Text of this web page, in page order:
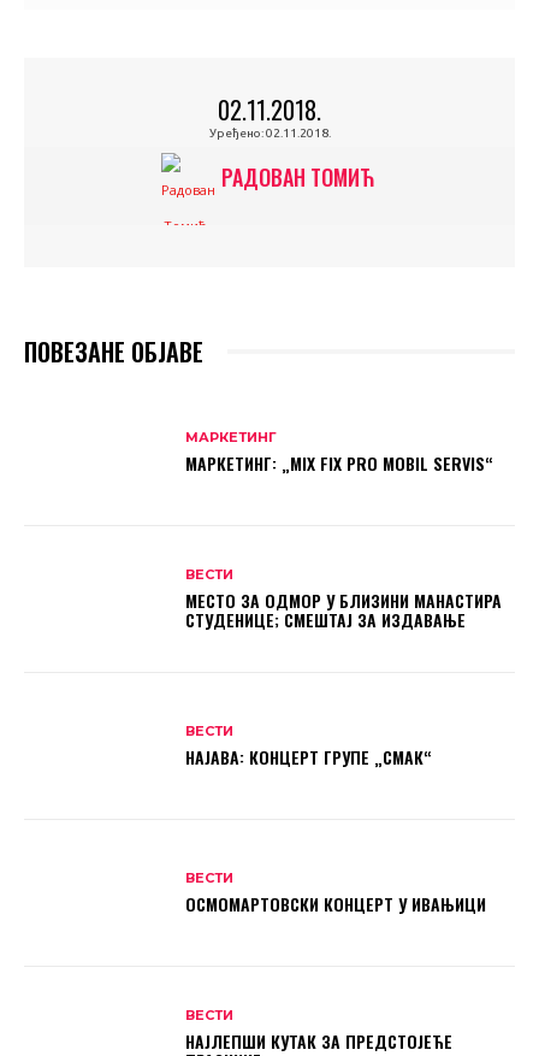
02.11.2018.
Уређено: 02.11.2018.
РАДОВАН ТОМИЋ
ПОВЕЗАНЕ ОБЈАВЕ
МАРКЕТИНГ
МАРКЕТИНГ: „MIX FIX PRO MOBIL SERVIS“
ВЕСТИ
МЕСТО ЗА ОДМОР У БЛИЗИНИ МАНАСТИРА
СТУДЕНИЦЕ; СМЕШТАЈ ЗА ИЗДАВАЊЕ
ВЕСТИ
НАЈАВА: КОНЦЕРТ ГРУПЕ „СМАК“
ВЕСТИ
ОСМОМАРТОВСКИ КОНЦЕРТ У ИВАЊИЦИ
ВЕСТИ
НАЈЛЕПШИ КУТАК ЗА ПРЕДСТОЈЕЋЕ